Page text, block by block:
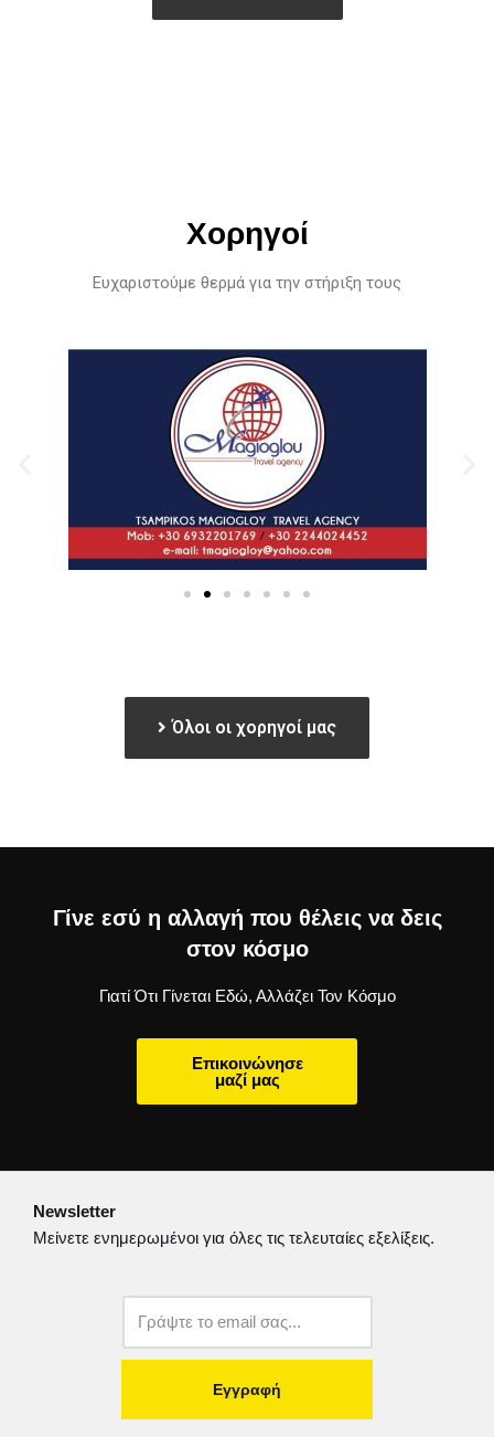
Χορηγοί
Ευχαριστούμε θερμά για την στήριξη τους
Όλοι οι χορηγοί μας
Γίνε εσύ η αλλαγή που θέλεις να δεις
στον κόσμο
Γιατί Ότι Γίνεται Εδώ, Αλλάζει Τον Κόσμο
Επικοινώνησε
μαζί μας
Newsletter
Μείνετε ενημερωμένοι για όλες τις τελευταίες εξελίξεις.